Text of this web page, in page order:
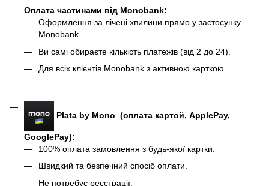
Оплата частинами від Monobank:
Оформлення за лічені хвилини прямо у застосунку
Monobank.
Ви самі обираєте кількість платежів (від 2 до 24).
Для всіх клієнтів Monobank з активною карткою.
Plata by Mono (оплата картой, ApplePay,
GooglePay):
100% оплата замовлення з будь-якої картки.
Швидкий та безпечний спосіб оплати.
Не потребує реєстрації.